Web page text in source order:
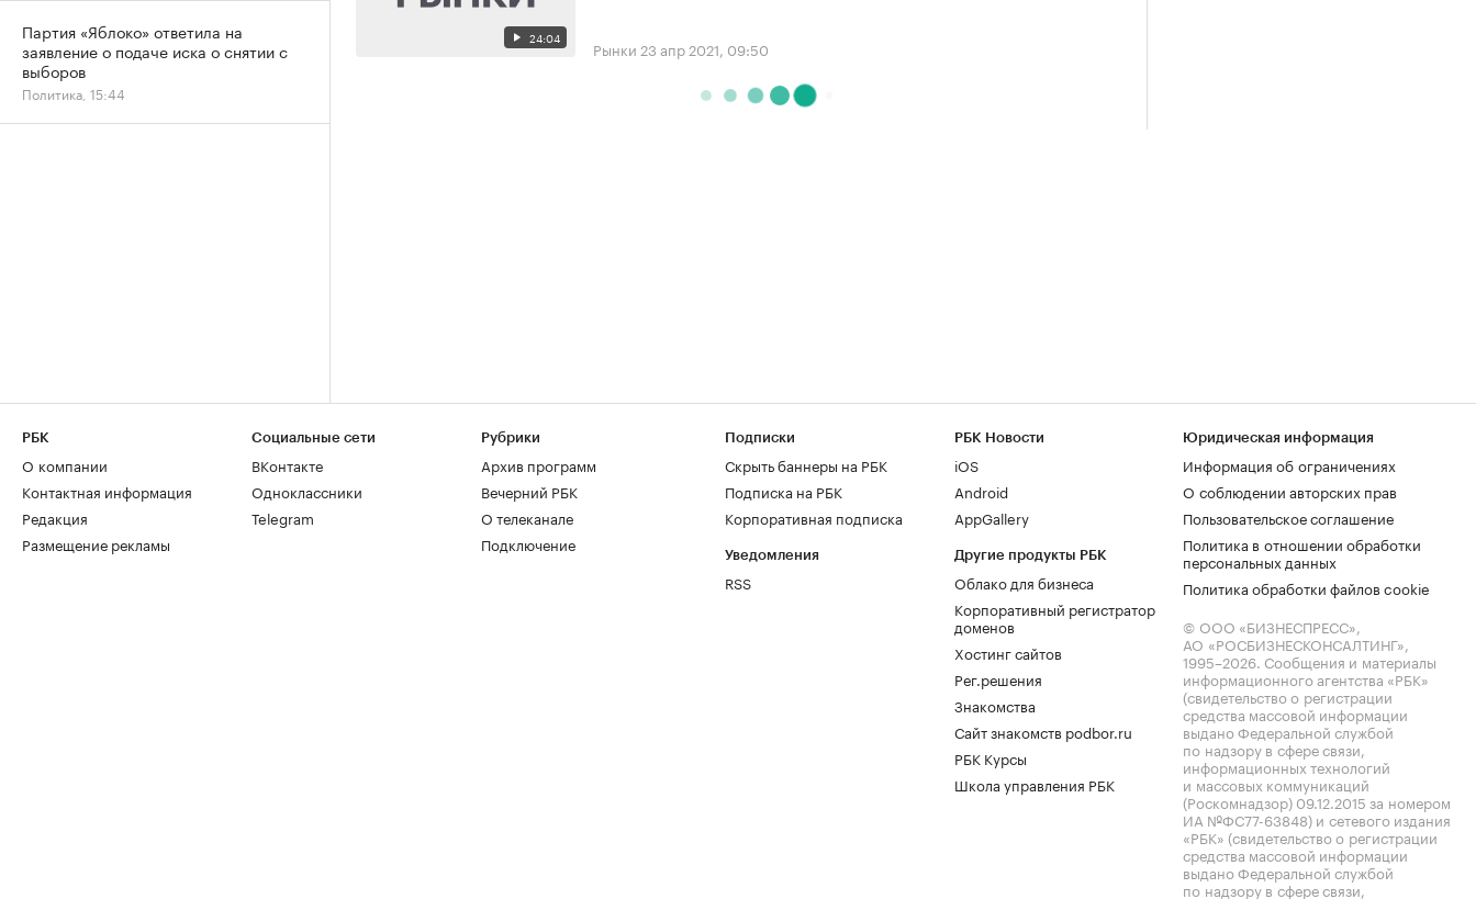
24:04 Рынки 23 апр 2021, 09:50
Партия «Яблоко» ответила на
заявление о подаче иска о снятии с
выборов
Политика, 15:44
РБК
О компании
Контактная информация
Редакция
Размещение рекламы
Социальные сети
ВКонтакте
Одноклассники
Telegram
Рубрики
Архив программ
Вечерний РБК
О телеканале
Подключение
Подписки
Скрыть баннеры на РБК
Подписка на РБК
Корпоративная подписка
Уведомления
RSS
РБК Новости
iOS
Android
AppGallery
Другие продукты РБК
Облако для бизнеса
Корпоративный регистратор
доменов
Хостинг сайтов
Рег.решения
Знакомства
Сайт знакомств podbor.ru
РБК Курсы
Школа управления РБК
Юридическая информация
Информация об ограничениях
О соблюдении авторских прав
Пользовательское соглашение
Политика в отношении обработки
персональных данных
Политика обработки файлов cookie
© ООО «БИЗНЕСПРЕСС»,
АО «РОСБИЗНЕСКОНСАЛТИНГ»,
1995–2026. Сообщения и материалы
информационного агентства «РБК»
(свидетельство о регистрации
средства массовой информации
выдано Федеральной службой
по надзору в сфере связи,
информационных технологий
и массовых коммуникаций
(Роскомнадзор) 09.12.2015 за номером
ИА №ФС77-63848) и сетевого издания
«РБК» (свидетельство о регистрации
средства массовой информации
выдано Федеральной службой
по надзору в сфере связи,